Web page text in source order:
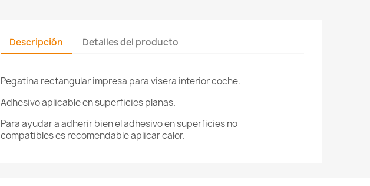
Descripción Detalles del producto
Pegatina rectangular impresa para visera interior coche.
Adhesivo aplicable en superficies planas.
Para ayudar a adherir bien el adhesivo en superficies no
compatibles es recomendable aplicar calor.